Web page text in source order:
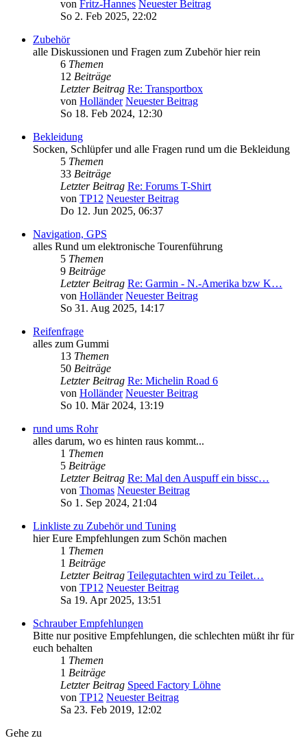
von Fritz-Hannes Neuester Beitrag
So 2. Feb 2025, 22:02
Zubehör
alle Diskussionen und Fragen zum Zubehör hier rein
6 Themen
12 Beiträge
Letzter Beitrag Re: Transportbox
von Holländer Neuester Beitrag
So 18. Feb 2024, 12:30
Bekleidung
Socken, Schlüpfer und alle Fragen rund um die Bekleidung
5 Themen
33 Beiträge
Letzter Beitrag Re: Forums T-Shirt
von TP12 Neuester Beitrag
Do 12. Jun 2025, 06:37
Navigation, GPS
alles Rund um elektronische Tourenführung
5 Themen
9 Beiträge
Letzter Beitrag Re: Garmin - N.-Amerika bzw K…
von Holländer Neuester Beitrag
So 31. Aug 2025, 14:17
Reifenfrage
alles zum Gummi
13 Themen
50 Beiträge
Letzter Beitrag Re: Michelin Road 6
von Holländer Neuester Beitrag
So 10. Mär 2024, 13:19
rund ums Rohr
alles darum, wo es hinten raus kommt...
1 Themen
5 Beiträge
Letzter Beitrag Re: Mal den Auspuff ein bissc…
von Thomas Neuester Beitrag
So 1. Sep 2024, 21:04
Linkliste zu Zubehör und Tuning
hier Eure Empfehlungen zum Schön machen
1 Themen
1 Beiträge
Letzter Beitrag Teilegutachten wird zu Teilet…
von TP12 Neuester Beitrag
Sa 19. Apr 2025, 13:51
Schrauber Empfehlungen
Bitte nur positive Empfehlungen, die schlechten müßt ihr für
euch behalten
1 Themen
1 Beiträge
Letzter Beitrag Speed Factory Löhne
von TP12 Neuester Beitrag
Sa 23. Feb 2019, 12:02
Gehe zu